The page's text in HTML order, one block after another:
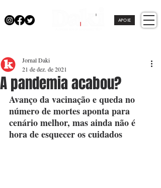
APOIE
A pandemia acabou?
Jornal Daki
21 de dez. de 2021
Avanço da vacinação e queda no
número de mortes aponta para
cenário melhor, mas ainda não é
hora de esquecer os cuidados